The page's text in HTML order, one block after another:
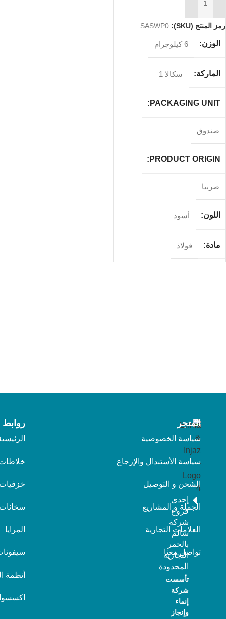
إضافة إلى السلة
رمز المنتج (SKU): SASWP0
الوزن 6 كيلوجرام
الماركة سكالا 1
PACKAGING UNIT
صندوق
PRODUCT ORIGIN
صربيا
اللون أسود
مادة فولاذ
إحدى
فروع
شركة
سالم
بالحمر
التجارية
المحدودة
تأسست
شركة
إنماء
وإنجاز
المتجر
سياسة الخصوصية
سياسة الأستبدال والإرجاع
الشحن و التوصيل
الجملة و المشاريع
العلامات التجارية
تواصل معنا
المرايا
أنظمة